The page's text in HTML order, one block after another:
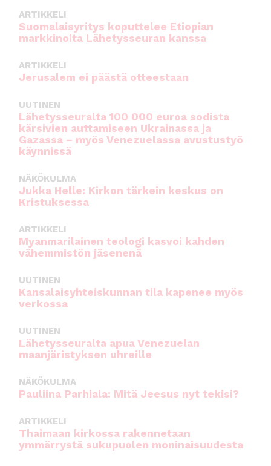
ARTIKKELI
Suomalaisyritys koputtelee Etiopian
markkinoita Lähetysseuran kanssa
ARTIKKELI
Jerusalem ei päästä otteestaan
UUTINEN
Lähetysseuralta 100 000 euroa sodista
kärsivien auttamiseen Ukrainassa ja
Gazassa – myös Venezuelassa avustustyö
käynnissä
NÄKÖKULMA
Jukka Helle: Kirkon tärkein keskus on
Kristuksessa
ARTIKKELI
Myanmarilainen teologi kasvoi kahden
vähemmistön jäsenenä
UUTINEN
Kansalaisyhteiskunnan tila kapenee myös
verkossa
UUTINEN
Lähetysseuralta apua Venezuelan
maanjäristyksen uhreille
NÄKÖKULMA
Pauliina Parhiala: Mitä Jeesus nyt tekisi?
ARTIKKELI
Thaimaan kirkossa rakennetaan
ymmärrystä sukupuolen moninaisuudesta